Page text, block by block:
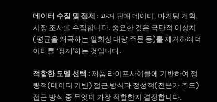
데이터 수집 및 정제 : 과거 판매 데이터, 마케팅 계획,
시장 조사를 수집합니다. 중요한 것은 극단적 이상치
(평균을 왜곡하는 일회성 대량 주문 등)를 제거하여 데
이터를 ‘정제’하는 것입니다.
적합한 모델 선택 : 제품 라이프사이클에 기반하여 정
량적(데이터 기반) 접근 방식과 정성적(전문가 주도)
접근 방식 중 무엇이 가장 적합한지 결정합니다.